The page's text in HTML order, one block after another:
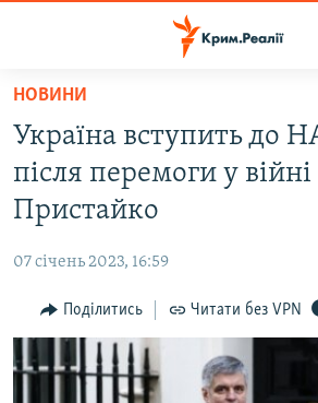
Перейти
основного
матеріалу
Перейти
до
основної
Перейти
до
пошуку
ВОДА.КРИМ
ВІДЕО ТА ФОТО
БЛОГИ
ПОГЛЯД
ІНТЕРВ'Ю
ВСЕ ЗА ДЕНЬ
НОВИНИ
Україна вступить до
після перемоги у війні
Пристайко
07 січень 2023, 16:59
Поділитись Читати без VPN